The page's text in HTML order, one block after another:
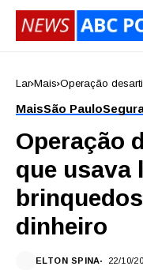
Lar Mais Operação
MaisSão Paulo
Operação
que usava
dinheiro
ELTON SPINA 22/10/